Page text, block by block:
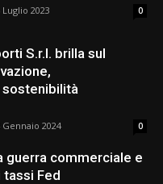
Luglio 2023 0
S.r.l. brilla sul
Gennaio 2024 0
guerra commerciale e
Fed